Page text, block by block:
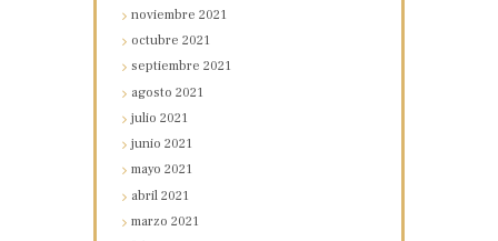
noviembre2021
octubre2021
septiembre2021
agosto2021
julio2021
junio2021
mayo2021
abril2021
marzo2021